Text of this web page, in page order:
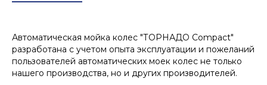
Автоматическая мойка колес "ТОРНАДО Compact"
разработана с учетом опыта эксплуатации и пожеланий
пользователей автоматических моек колес не только
нашего производства, но и других производителей.